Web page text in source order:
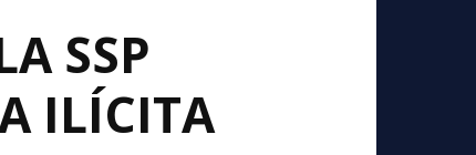
SSP
ILÍCITA